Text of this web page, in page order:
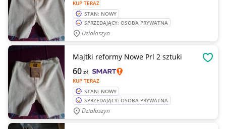
KUP TERAZ
STAN: NOWY
SPRZEDAJĄCY: OSOBA PRYWATNA
Działoszyn
Majtki reformy Nowe Prl 2 sztuki
KUP TERAZ
60zł
STAN: NOWY
SPRZEDAJĄCY: OSOBA PRYWATNA
Działoszyn